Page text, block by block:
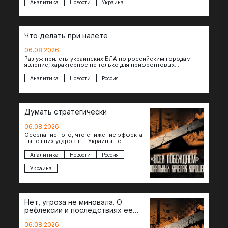
Аналитика Новости Украина
Что делать при налете
06.08.2026
Раз уж прилеты украинских БЛА по российским городам —
явление, характерное не только для прифронтовых
Аналитика Новости Россия
Думать стратегически
06.08.2026
Осознание того, что снижение эффекта
нынешних ударов т.н. Украины не
возможностей — повод задаться
вопросом: что делать…
Аналитика Новости Россия
Украина
Нет, угроза не миновала. О
рефлексии и последствиях ее
06.08.2026